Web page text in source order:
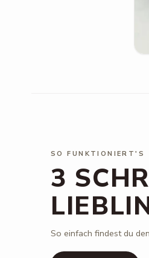
SO FUNKTIONIERT'S
3
So einfach findest du